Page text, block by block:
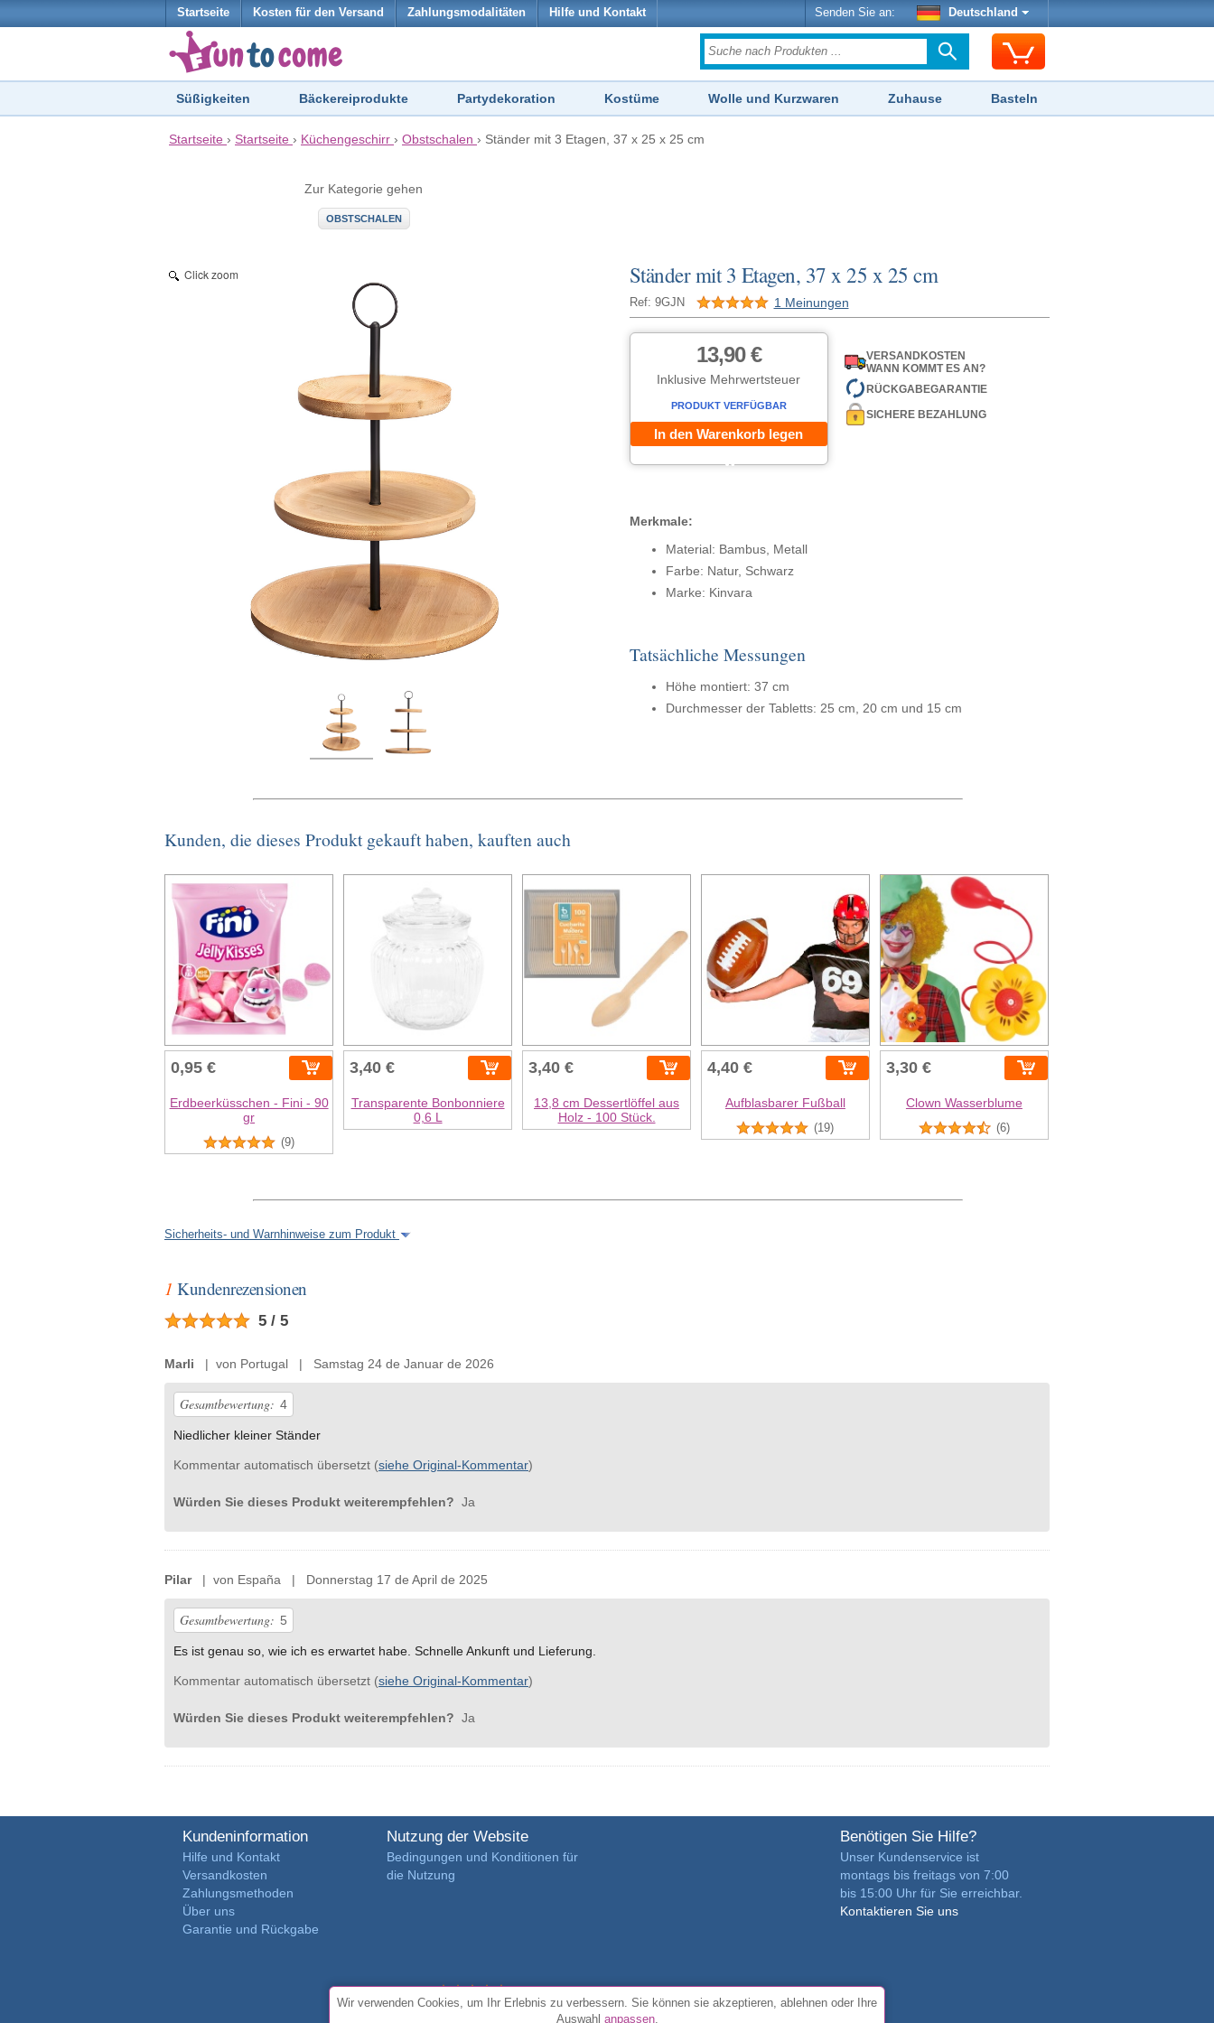
Startseite Kosten für den Versand Zahlungsmodalitäten Hilfe und Kontakt Senden Sie an: Deutschland
Süßigkeiten Bäckereiprodukte Partydekoration Kostüme Wolle und Kurzwaren Zuhause Basteln
Startseite › Startseite › Küchengeschirr › Obstschalen › Ständer mit 3 Etagen, 37 x 25 x 25 cm
Zur Kategorie gehen
OBSTSCHALEN
Ständer mit 3 Etagen, 37 x 25 x 25 cm
Ref: 9GJN 1 Meinungen
Click zoom
13,90 €
Inklusive Mehrwertsteuer
PRODUKT VERFÜGBAR
In den Warenkorb legen
VERSANDKOSTEN
WANN KOMMT ES AN?
RÜCKGABEGARANTIE
SICHERE BEZAHLUNG
Merkmale:
Material: Bambus, Metall
Farbe: Natur, Schwarz
Marke: Kinvara
Tatsächliche Messungen
Höhe montiert: 37 cm
Durchmesser der Tabletts: 25 cm, 20 cm und 15 cm
Kunden, die dieses Produkt gekauft haben, kauften auch
0,95 €
Erdbeerküsschen - Fini - 90
gr
(9)
3,40 €
Transparente Bonbonniere
0,6 L
3,40 €
13,8 cm Dessertlöffel aus
Holz - 100 Stück.
4,40 €
Aufblasbarer Fußball
(19)
3,30 €
Clown Wasserblume
(6)
Sicherheits- und Warnhinweise zum Produkt
1 Kundenrezensionen
5 / 5
Marli | von Portugal | Samstag 24 de Januar de 2026
Gesamtbewertung: 4
Niedlicher kleiner Ständer
Kommentar automatisch übersetzt (siehe Original-Kommentar)
Würden Sie dieses Produkt weiterempfehlen? Ja
Pilar| von España | Donnerstag 17 de April de 2025
Gesamtbewertung: 5
Es ist genau so, wie ich es erwartet habe. Schnelle Ankunft und Lieferung.
Kommentar automatisch übersetzt (siehe Original-Kommentar)
Würden Sie dieses Produkt weiterempfehlen? Ja
Kundeninformation
Hilfe und Kontakt
Versandkosten
Zahlungsmethoden
Über uns
Garantie und Rückgabe
Nutzung der Website
Bedingungen und Konditionen für
die Nutzung
Benötigen Sie Hilfe?
Unser Kundenservice ist
montags bis freitags von 7:00
bis 15:00 Uhr für Sie erreichbar.
Kontaktieren Sie uns
4.7/5 von3889 verifizierte Kundenrezensionen
Wir verwenden Cookies, um Ihr Erlebnis zu verbessern. Sie können sie akzeptieren, ablehnen oder Ihre
Auswahl anpassen.